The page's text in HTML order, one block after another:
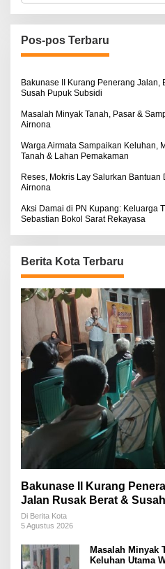
r
i
u
n
u
:
Pos-pos Terbaru
Bakunase II Kurang Penerang Jalan,
Susah Pupuk Subsidi
Masalah Minyak Tanah, Pasar &
Airnona
Warga Airmata Sampaikan Keluhan,
Tanah & Lahan Pemakaman
Reses, Mokris Lay Salurkan Bantuan
Airnona
Aksi Damai di PN Kupang: Keluarga
Sebastian Bokol Sarat Rekayasa
Berita Kota Terbaru
Bakunase II Kurang
Jalan Rusak Berat &
Di Berita Kota
5 Agustus 2026
Masalah Minyak
Keluhan Utama